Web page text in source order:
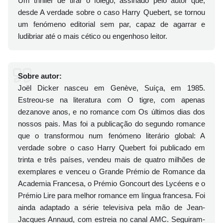
desde A verdade sobre o caso Harry Quebert, se tornou
um fenómeno editorial sem par, capaz de agarrar e
ludibriar até o mais cético ou engenhoso leitor.
Sobre autor:
Joël Dicker nasceu em Genève, Suíça, em 1985.
Estreou-se na literatura com O tigre, com apenas
dezanove anos, e no romance com Os últimos dias dos
nossos pais. Mas foi a publicação do segundo romance
que o transformou num fenómeno literário global: A
verdade sobre o caso Harry Quebert foi publicado em
trinta e três países, vendeu mais de quatro milhões de
exemplares e venceu o Grande Prémio de Romance da
Academia Francesa, o Prémio Goncourt des Lycéens e o
Prémio Lire para melhor romance em língua francesa. Foi
ainda adaptado a série televisiva pela mão de Jean-
Jacques Annaud, com estreia no canal AMC. Seguiram-